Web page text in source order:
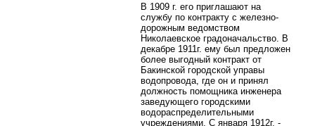
В 1909 г. его приглашают на
службу по контракту с железно-
дорожным ведомством
Николаевское градоначальство. В
декабре 1911г. ему был предложен
более выгодный контракт от
Бакинской городской управы
водопровода, где он и принял
должность помощника инженера
заведующего городскими
водораспределительными
учреждениями. С января 1912г. -